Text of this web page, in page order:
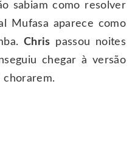
sabiam como resolver
Mufasa aparece como
Chris passou noites
chegar à versão
chorarem.